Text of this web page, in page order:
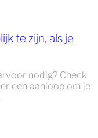
te zijn, als je
nodig? Check
een aanloop om je